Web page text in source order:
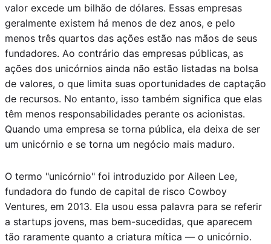
valor excede um bilhão de dólares. Essas empresas
geralmente existem há menos de dez anos, e pelo
menos três quartos das ações estão nas mãos de seus
fundadores. Ao contrário das empresas públicas, as
ações dos unicórnios ainda não estão listadas na bolsa
de valores, o que limita suas oportunidades de captação
de recursos. No entanto, isso também significa que elas
têm menos responsabilidades perante os acionistas.
Quando uma empresa se torna pública, ela deixa de ser
um unicórnio e se torna um negócio mais maduro.
O termo "unicórnio" foi introduzido por Aileen Lee,
fundadora do fundo de capital de risco Cowboy
Ventures, em 2013. Ela usou essa palavra para se referir
a startups jovens, mas bem-sucedidas, que aparecem
tão raramente quanto a criatura mítica — o unicórnio.